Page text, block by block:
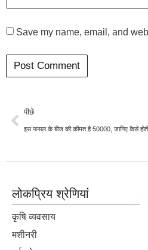
Save my name, email, and
पीछे
इस फसल के बीज की कीमत है 50000, जानिए कैसे
लोकप्रिय श्रेणियां
कृषि व्यवसाय
मशीनरी